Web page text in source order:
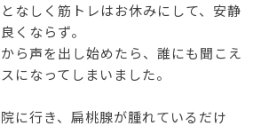
なしく筋トレはお休みにして、安静
くならず。
ら声を出し始めたら、誰にも聞こえ
になってしまいました。
に行き、扁桃腺が腫れているだけ